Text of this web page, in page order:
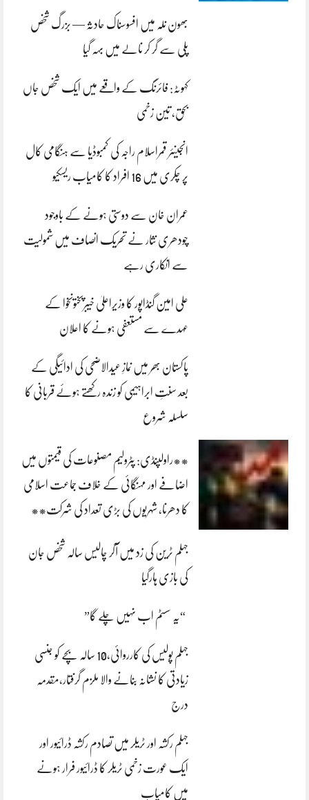
بھون نلہ میں افسوسناک حادثہ — بزرگ شخص
پلی سے گر کر نالے میں بہہ گیا
کہوٹہ: فائرنگ کے واقعے میں ایک شخص جاں
بحق، تین زخمی
انجینئر قمراسلام راجہ کی کمبوڈیا سے ہنگامی کال
پر چکری میں 16 افراد کا کامیاب ریسکیو
عمران خان سے دوستی ہونے کے باوجود
چودھری نثار نے تحریک انصاف میں شمولیت
سے انکاری رہے
علی امین گنڈاپور کا وزیراعلیٰ خیبرپختونخوا کے
عہدے سے مستعفی ہونے کا اعلان
پاکستان بھر میں نمازِ عیدالاضحی کی ادائیگی کے
بعد سنتِ ابراہیمی کو زندہ رکھتے ہوئے قربانی کا
سلسلہ شروع
**راولپنڈی: پٹرولیم مصنوعات کی قیمتوں میں
اضافے اور مہنگائی کے خلاف جماعت اسلامی
کا دھرنا، شہریوں کی بڑی تعداد کی شرکت**
جہلم ٹرین کی زد میں آکر چالیس سالہ شخص جان
کی بازی ہارگیا
“یہ سسٹم اب نہیں چلے گا”
جہلم پولیس کی کارروائی،10 سالہ بچے کو جنسی
زیادتی کا نشانہ بنانے والا ملزم گرفتار،مقدمہ
درج
جہلم رکشہ اور ٹریلر میں تصادم رکشہ ڈرائیور اور
ایک عورت زخمی ٹریلر کا ڈرائیور فرار ہونے
میں کامیاب